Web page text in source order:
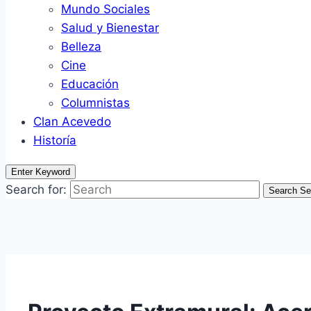
Mundo Sociales
Salud y Bienestar
Belleza
Cine
Educación
Columnistas
Clan Acevedo
Historía
Enter Keyword
Search for: Search